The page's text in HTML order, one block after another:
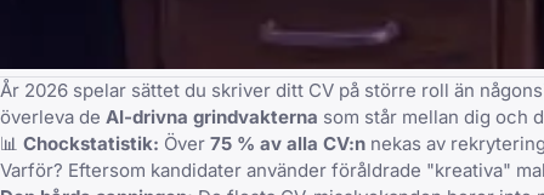
År 2026 spelar sättet du skriver ditt CV på större roll än
överleva de AI-drivna grindvakterna som står mellan dig och
📊 Chockstatistik: Över 75 % av alla CV:n nekas av
Varför? Eftersom kandidater använder föråldrade "kreativa"